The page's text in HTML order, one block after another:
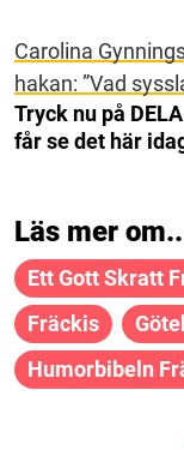
Carolina
hakan: ”Vad
Tryck nu på
får se det här
Läs mer
Ett Gott Skratt
Fräckis
Humorbibeln